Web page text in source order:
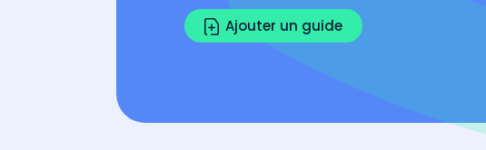
Ajouter un guide